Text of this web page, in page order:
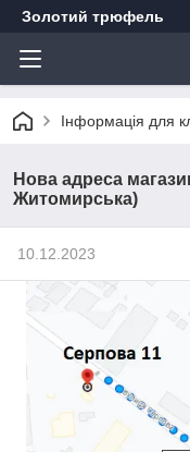
Золотий трюфель
Інформація для
Нова адреса
Житомирська)
10.12.2023